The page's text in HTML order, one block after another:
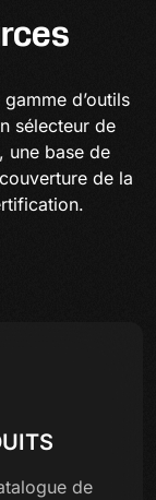
d’outils
sélecteur de
une base de
de la
de